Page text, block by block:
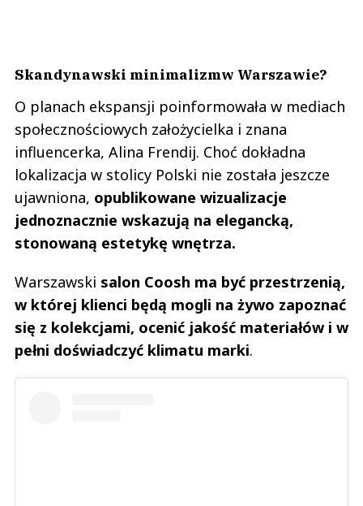
Skandynawski minimalizmw Warszawie?
O planach ekspansji poinformowała w mediach
społecznościowych założycielka i znana
influencerka, Alina Frendij. Choć dokładna
lokalizacja w stolicy Polski nie została jeszcze
ujawniona, opublikowane wizualizacje
jednoznacznie wskazują na elegancką,
stonowaną estetykę wnętrza.
Warszawski salon Coosh ma być przestrzenią,
w której klienci będą mogli na żywo zapoznać
się z kolekcjami, ocenić jakość materiałów i w
pełni doświadczyć klimatu marki.